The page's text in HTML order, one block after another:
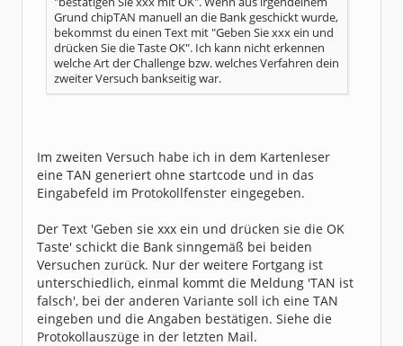
Grund chipTAN manuell an die Bank geschickt wurde,
bekommst du einen Text mit "Geben Sie xxx ein und
drücken Sie die Taste OK". Ich kann nicht erkennen
welche Art der Challenge bzw. welches Verfahren dein
zweiter Versuch bankseitig war.
Im zweiten Versuch habe ich in dem Kartenleser
eine TAN generiert ohne startcode und in das
Eingabefeld im Protokollfenster eingegeben.
Der Text 'Geben sie xxx ein und drücken sie die OK
Taste' schickt die Bank sinngemäß bei beiden
Versuchen zurück. Nur der weitere Fortgang ist
unterschiedlich, einmal kommt die Meldung 'TAN ist
falsch', bei der anderen Variante soll ich eine TAN
eingeben und die Angaben bestätigen. Siehe die
Protokollauszüge in der letzten Mail.